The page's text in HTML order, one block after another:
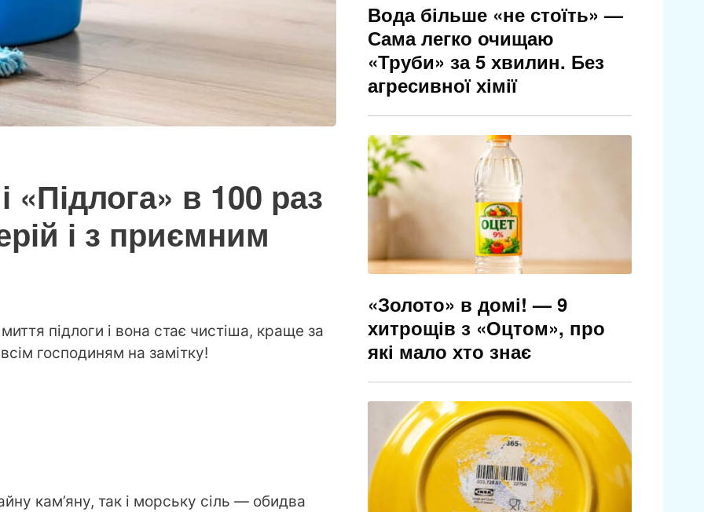
в 100 раз
і з приємним
підлоги і вона стає чистіша, краще за
господиням на замітку!
кам’яну, так і морську сіль — обидва
Вода більше «не стоїть» —
Сама легко очищаю
«Труби» за 5 хвилин. Без
агресивної хімії
«Золото» в домі! — 9
хитрощів з «Оцтом», про
які мало хто знає